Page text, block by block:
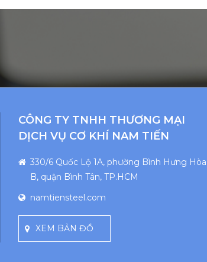
CÔNG TY TNHH THƯƠNG MẠI
DỊCH VỤ CƠ KHÍ NAM TIẾN
330/6 Quốc Lộ 1A, phường Bình Hưng Hòa
B, quận Bình Tân, TP.HCM
namtiensteel.com
XEM BẢN ĐỒ